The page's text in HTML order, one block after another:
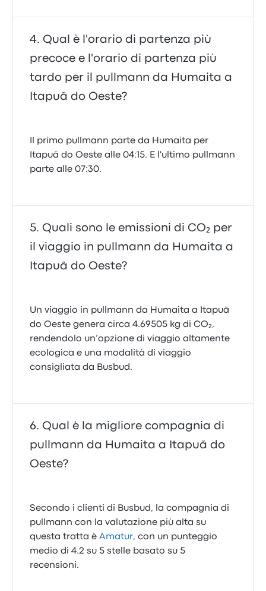
Qual è l'orario di partenza più
precoce e l'orario di partenza più
tardo per il pullmann da Humaita a
Itapuã do Oeste?
Il primo pullmann parte da Humaita per
Itapuã do Oeste alle 04:15. E l'ultimo pullmann
parte alle 07:30.
Quali sono le emissioni di CO₂ per
il viaggio in pullmann da Humaita a
Itapuã do Oeste?
Un viaggio in pullmann da Humaita a Itapuã
do Oeste genera circa 4.69505 kg di CO₂,
rendendolo un’opzione di viaggio altamente
ecologica e una modalità di viaggio
consigliata da Busbud.
Qual è la migliore compagnia di
pullmann da Humaita a Itapuã do
Oeste?
Secondo i clienti di Busbud, la compagnia di
pullmann con la valutazione più alta su
questa tratta èAmatur, con un punteggio
medio di 4.2 su 5 stelle basato su 5
recensioni.